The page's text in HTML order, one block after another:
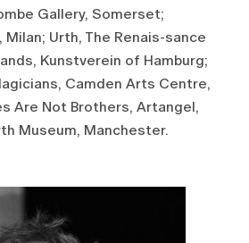
Gallery, Somerset;
Milan; Urth, The Renais-sance
Kunstverein of Hamburg;
Camden Arts Centre,
Are Not Brothers, Artangel,
Museum, Manchester.